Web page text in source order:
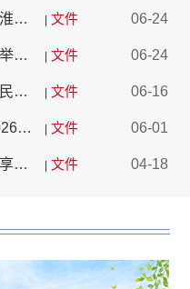
【文字解读】淮南市人民政府关于印发《支持升级创业淮南行动若干举措》的通知 文件 06-24
【文字解读】《深入推进高素质技能人才队伍建设若干举措》 文件 06-24
【文字解读】《淮南市高等学校在校大学生参加城乡居民基本医疗保险暂行办法》 文件 06-16
【文字解读】《淮南市人民政府办公室关于提高我市2026年度特困人员救助供养标准的通知》 文件 06-01
【文字解读】《淮南市气象监测设施规划建设和资源共享管理办法》 文件 04-18